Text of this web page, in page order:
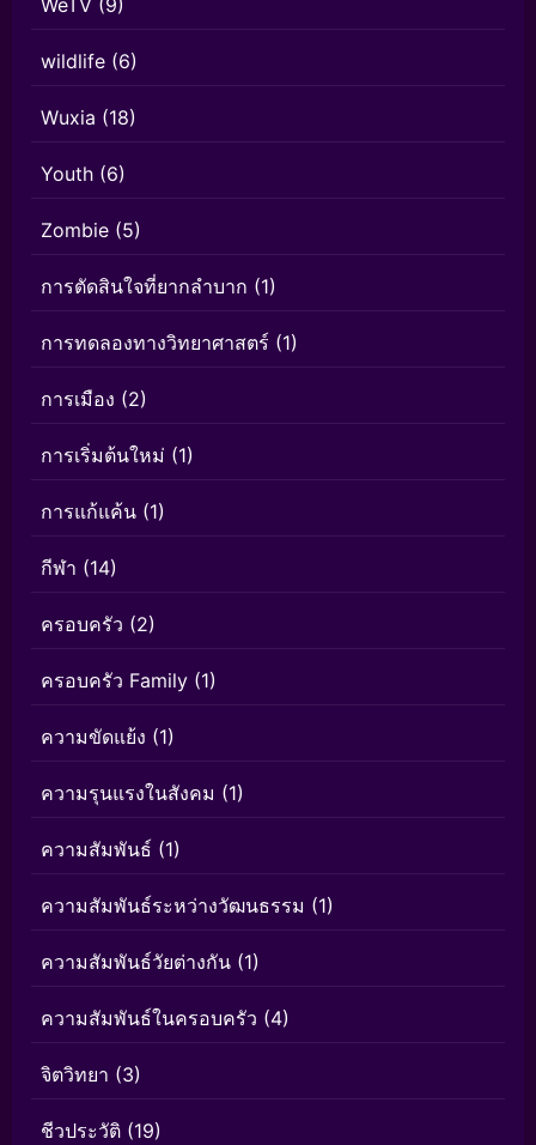
wildlife (6)
Wuxia (18)
Youth (6)
Zombie (5)
การตัดสินใจที่ยากลำบาก (1)
การทดลองทางวิทยาศาสตร์ (1)
การเมือง (2)
การเริ่มต้นใหม่ (1)
การแก้แค้น (1)
กีฬา (14)
ครอบครัว (2)
ครอบครัว Family (1)
ความขัดแย้ง (1)
ความรุนแรงในสังคม (1)
ความสัมพันธ์ (1)
ความสัมพันธ์ระหว่างวัฒนธรรม (1)
ความสัมพันธ์วัยต่างกัน (1)
ความสัมพันธ์ในครอบครัว (4)
จิตวิทยา (3)
ชีวประวัติ (19)